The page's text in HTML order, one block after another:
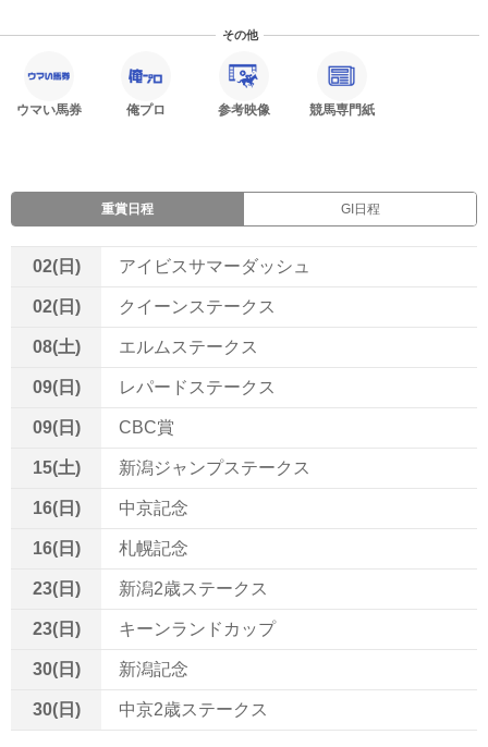
その他
ウマい馬券 俺プロ 参考映像 競馬専門紙
重賞日程 GI日程
02(日) アイビスサマーダッシュ
02(日) クイーンステークス
08(土) エルムステークス
09(日) レパードステークス
09(日) CBC賞
15(土) 新潟ジャンプステークス
16(日) 中京記念
16(日) 札幌記念
23(日) 新潟2歳ステークス
23(日) キーンランドカップ
30(日) 新潟記念
30(日) 中京2歳ステークス